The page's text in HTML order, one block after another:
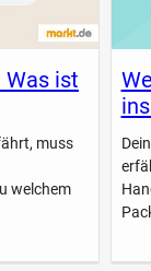
ist
muss
welchem